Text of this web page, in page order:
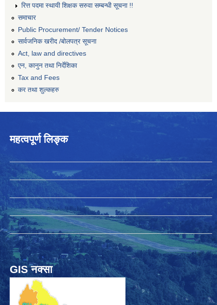
रित्त पदमा स्थायी शिक्षक सरुवा सम्बन्धी सूचना !!
समाचार
Public Procurement/ Tender Notices
सार्वजनिक खरीद /बोलपत्र सूचना
Act, law and directives
एन, कानुन तथा निर्देशिका
Tax and Fees
कर तथा शुल्कहरु
महत्वपूर्ण लिङ्क
GIS नक्सा